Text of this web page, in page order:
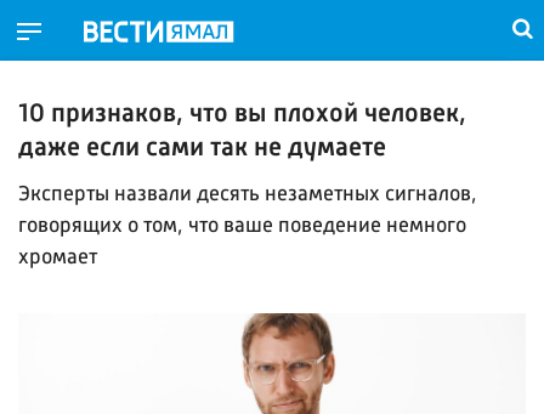
10 признаков, что вы плохой человек,
даже если сами так не думаете
Эксперты назвали десять незаметных сигналов,
говорящих о том, что ваше поведение немного
хромает